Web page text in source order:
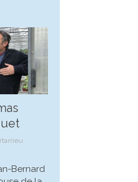
Bernard